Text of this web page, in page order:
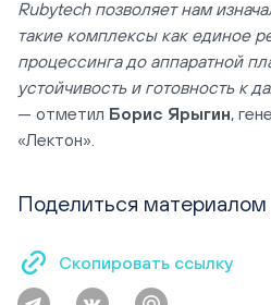
Rubytech позволяет нам
такие комплексы как единое
процессинга до аппаратной
устойчивость и готовность к
— отметил Борис Ярыгин,
«Лектон».
Поделиться материалом
Скопировать ссылку